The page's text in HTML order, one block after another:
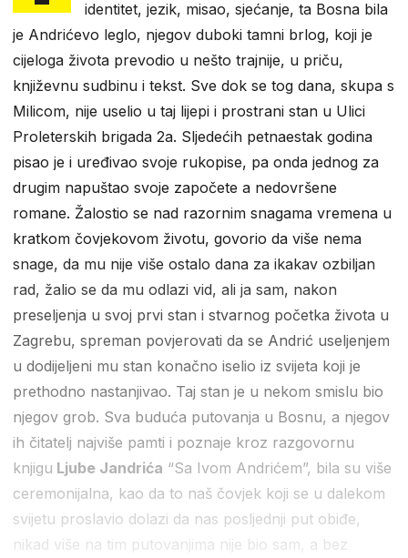
identitet, jezik, misao, sjećanje, ta Bosna bila
je Andrićevo leglo, njegov duboki tamni brlog, koji je
cijeloga života prevodio u nešto trajnije, u priču,
književnu sudbinu i tekst. Sve dok se tog dana, skupa s
Milicom, nije uselio u taj lijepi i prostrani stan u Ulici
Proleterskih brigada 2a. Sljedećih petnaestak godina
pisao je i uređivao svoje rukopise, pa onda jednog za
drugim napuštao svoje započete a nedovršene
romane. Žalostio se nad razornim snagama vremena u
kratkom čovjekovom životu, govorio da više nema
snage, da mu nije više ostalo dana za ikakav ozbiljan
rad, žalio se da mu odlazi vid, ali ja sam, nakon
preseljenja u svoj prvi stan i stvarnog početka života u
Zagrebu, spreman povjerovati da se Andrić useljenjem
u dodijeljeni mu stan konačno iselio iz svijeta koji je
prethodno nastanjivao. Taj stan je u nekom smislu bio
njegov grob. Sva buduća putovanja u Bosnu, a njegov
ih čitatelj najviše pamti i poznaje kroz razgovornu
knjigu Ljube Jandrića “Sa Ivom Andrićem”, bila su više
ceremonijalna, kao da to naš čovjek koji se u dalekom
svijetu proslavio dolazi da nas posljednji put obiđe,
nikad više na tim putovanjima nije bio sam, a bez